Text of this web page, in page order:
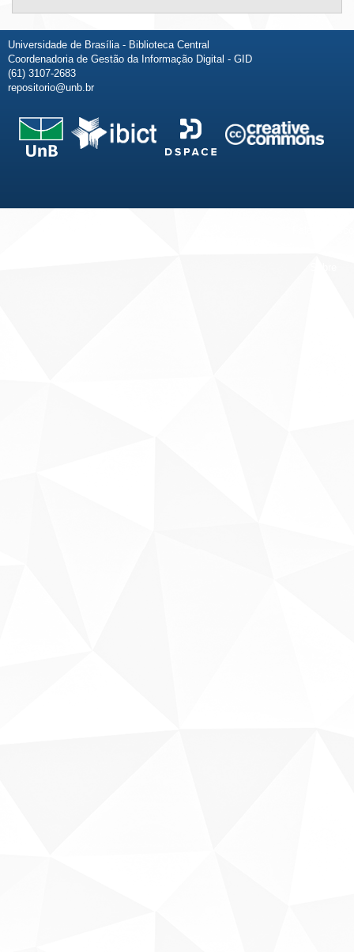
Universidade de Brasília - Biblioteca Central
Coordenadoria de Gestão da Informação Digital - GID
(61) 3107-2683
repositorio@unb.br